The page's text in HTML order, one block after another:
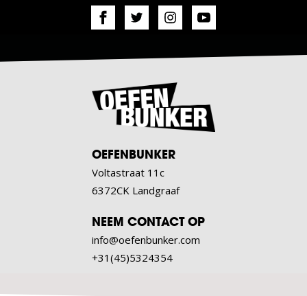
OEFENBUNKER
Voltastraat 11c
6372CK Landgraaf
NEEM CONTACT OP
info@oefenbunker.com
+31(45)5324354